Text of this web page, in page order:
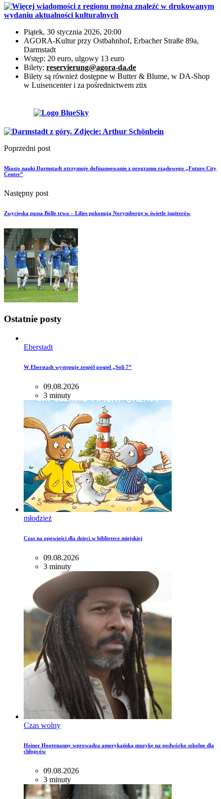
Piątek, 30 stycznia 2026, 20:00
AGORA-Kultur przy Ostbahnhof, Erbacher Straße 89a,
Darmstadt
Wstęp: 20 euro, ulgowy 13 euro
Bilety: reservierung@agora-da.de
Bilety są również dostępne w Butter & Blume, w DA-Shop
w Luisencenter i za pośrednictwem ztix
Poprzedni post
Miasto nauki Darmstadt otrzymuje dofinansowanie z programu rządowego „Future City
Center”
Następny post
Zwycięska passa Bölle trwa – Lilies pokonują Norymbergę w świetle jupiterów
Ostatnie posty
Eberstadt
W Eberstadt występuje zespół gospel „Soli 7”
09.08.2026
3 minuty
młodzież
Czas na opowieści dla dzieci w bibliotece miejskiej
09.08.2026
3 minuty
Czas wolny
Heiner Hootenanny wprowadza amerykańską muzykę na podwórko szkolne dla
chłopców
09.08.2026
3 minuty